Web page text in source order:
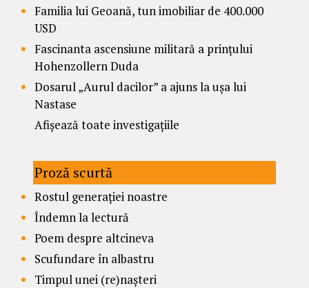
Familia lui Geoană, tun imobiliar de 400.000
USD
Fascinanta ascensiune militară a prințului
Hohenzollern Duda
Dosarul „Aurul dacilor” a ajuns la ușa lui
Nastase
Afișează toate investigațiile
Proză scurtă
Rostul generației noastre
Îndemn la lectură
Poem despre altcineva
Scufundare în albastru
Timpul unei (re)nașteri